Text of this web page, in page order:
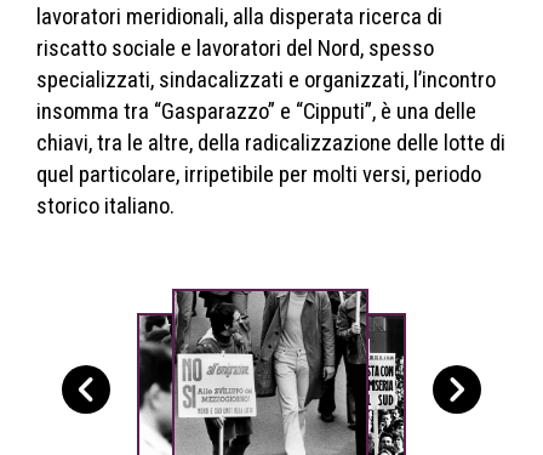
lavoratori meridionali, alla disperata ricerca di
riscatto sociale e lavoratori del Nord, spesso
specializzati, sindacalizzati e organizzati, l’incontro
insomma tra “Gasparazzo” e “Cipputi”, è una delle
chiavi, tra le altre, della radicalizzazione delle lotte di
quel particolare, irripetibile per molti versi, periodo
storico italiano.